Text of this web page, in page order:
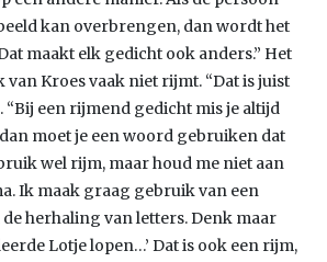
kan overbrengen, dan wordt het
maakt elk gedicht ook anders.” Het
van Kroes vaak niet rijmt. “Dat is juist
“Bij een rijmend gedicht mis je altijd
moet je een woord gebruiken dat
wel rijm, maar houd me niet aan
Ik maak graag gebruik van een
herhaling van letters. Denk maar
Lotje lopen…’ Dat is ook een rijm,